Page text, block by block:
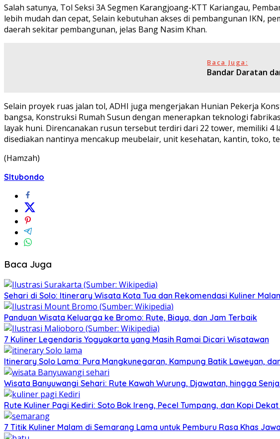
Salah satunya, Tol Seksi 3A Segmen Karangjoang-KTT Kariangau,
lebih mudah dan cepat, Selain kebutuhan akses di pembangunan IKN,
daerah sekitar pembangunan, jelas Bang Nasim Khan.
Baca Juga:
Bandar Daratan
Selain proyek ruas jalan tol, ADHI juga mengerjakan Hunian Pekerja
bangsa, Konstruksi Rumah Susun dengan menerapkan teknologi
layak huni. Direncanakan rusun tersebut terdiri dari 22 tower, memiliki 4
disediakan nantinya mencakup meubelair, unit kesehatan, kantin, toko,
(Hamzah)
SItubondo
Baca Juga
Sehari di Solo: Itinerary Wisata Kota Tua dan Rekomendasi Kuliner
Panduan Wisata Keluarga ke Bromo: Rute, Biaya, dan Jam Terbaik
7 Kuliner Legendaris Yogyakarta yang Masih Ramai Dicari Wisatawan
Itinerary Solo Lama: Pura Mangkunegaran, Kampung Batik Laweyan,
Wisata Banyuwangi Sehari: Rute Kawah Wurung, Djawatan, hingga
Rute Kuliner Pagi Kediri: Soto Bok Ireng, Pecel Tumpang, dan Kopi
7 Titik Kuliner Malam di Semarang Lama untuk Pemburu Rasa Khas Jawa